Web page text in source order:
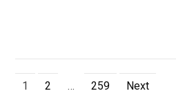
Page
1 Page
2 … Page
259 Next